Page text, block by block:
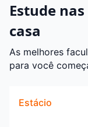
Estude
casa
As melhores
para você
Estácio